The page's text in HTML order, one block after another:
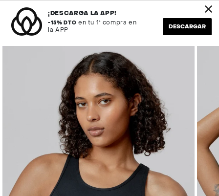
contenido
REMATE FINAL
Búsqueda Cuenta
¡DESCARGA LA APP!
-15% DTO en tu 1ª compra en
la APP
DESCARGAR